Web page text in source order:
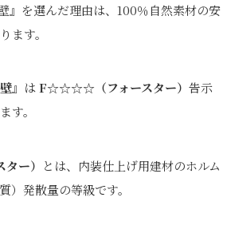
』を選んだ理由は、100％自然素材の安
ます。
』はF☆☆☆☆（フォースター） 告示
す。
ー） とは、内装仕上げ用建材のホルム
）発散量の等級です。